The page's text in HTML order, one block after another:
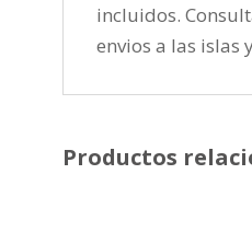
incluidos.
envios a las islas
Productos